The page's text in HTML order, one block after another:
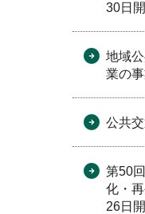
30日開
地域
業の
公共
第50
化・
26日開